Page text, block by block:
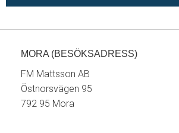
MORA (BESÖKSADRESS)
FM Mattsson AB
Östnorsvägen 95
792 95 Mora